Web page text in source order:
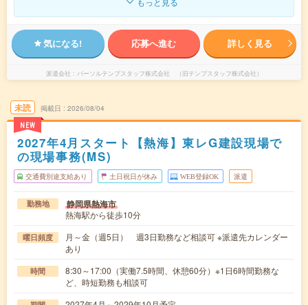
気になる! 応募へ進む 詳しく見る
派遣会社 パーソルテンプスタッフ株式会社 （旧テンプスタッフ株式会社）
未読
NEW
掲載日 2026/08/04
2027年4月スタート【熱海】東レG建設現場で
の現場事務(MS)
交通費別途支給あり 土日祝日が休み WEB登録OK 派遣
勤務地 静岡県熱海市
熱海駅から徒歩10分
曜日頻度
月～金（週5日） 週3日勤務など相談可 ※派遣先カレンダー
あり
時間
8:30～17:00（実働7.5時間、休憩60分）※1日6時間勤務な
ど、時短勤務も相談可